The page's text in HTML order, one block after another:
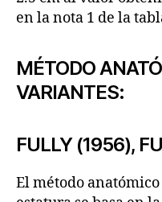
en la nota 1 de la
MÉTODO
VARIANTES:
FULLY (1956),
El método